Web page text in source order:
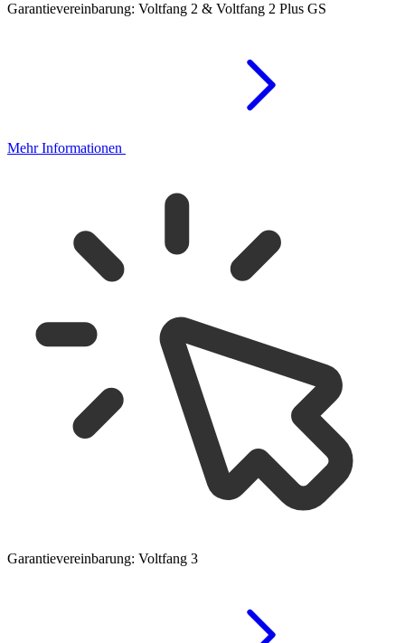
Garantievereinbarung: Voltfang 2 & Voltfang 2 Plus GS
Mehr Informationen
Garantievereinbarung: Voltfang 3